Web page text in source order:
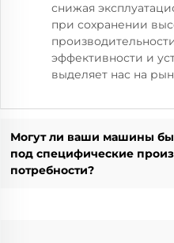
снижая
при сохранении
эффективности и
выделяет нас на
Могут ли ваши машины
под специфические
потребности?